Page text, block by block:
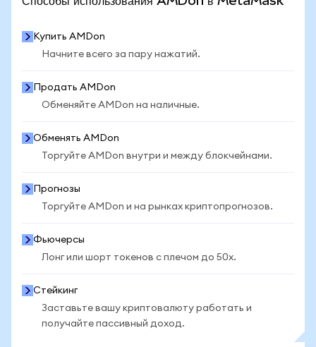
Купить AMDon
Начните всего за пару нажатий.
Продать AMDon
Обменяйте AMDon на наличные.
Обменять AMDon
Торгуйте AMDon внутри и между блокчейнами.
Прогнозы
Торгуйте AMDon и на рынках криптопрогнозов.
Фьючерсы
Лонг или шорт токенов с плечом до 50x.
Стейкинг
Заставьте вашу криптовалюту работать и
получайте пассивный доход.